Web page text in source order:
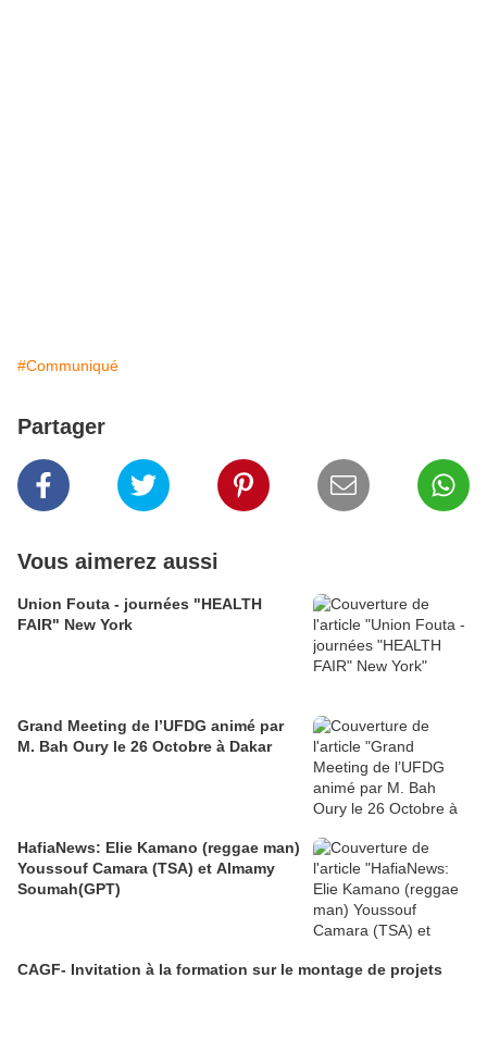
#Communiqué
Partager
Vous aimerez aussi
Union Fouta - journées "HEALTH
FAIR" New York
Grand Meeting de l’UFDG animé par
M. Bah Oury le 26 Octobre à Dakar
HafiaNews: Elie Kamano (reggae man)
Youssouf Camara (TSA) et Almamy
Soumah(GPT)
CAGF- Invitation à la formation sur le montage de projets